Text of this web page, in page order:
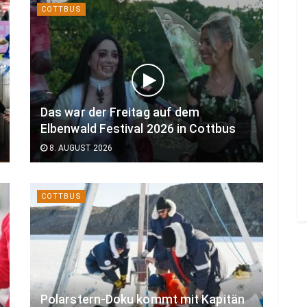
COTTBUS
Das war der Freitag auf dem
Elbenwald Festival 2026 in Cottbus
8. AUGUST 2026
COTTBUS
Polarstern-Doku kommt mit Kapitän